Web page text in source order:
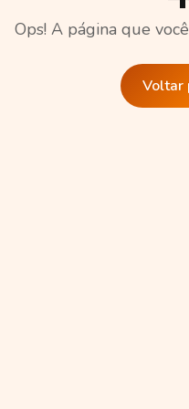
Ops! A página que
Voltar